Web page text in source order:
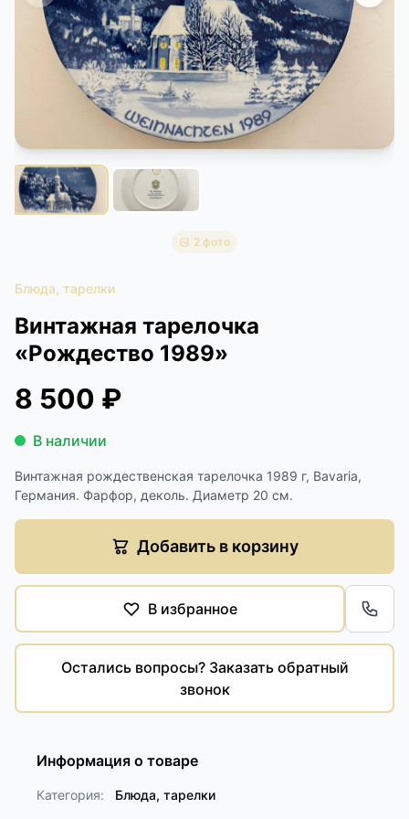
КОНТАКТЫ
ДОСТАВКА И ОПЛАТА
2 фото
Блюда, тарелки
Винтажная тарелочка
«Рождество 1989»
8 500 ₽
В наличии
Винтажная рождественская тарелочка 1989 г, Bavaria,
Германия. Фарфор, деколь. Диаметр 20 см.
Добавить в корзину
В избранное
Остались вопросы? Заказать обратный
звонок
Информация о товаре
Категория: Блюда, тарелки